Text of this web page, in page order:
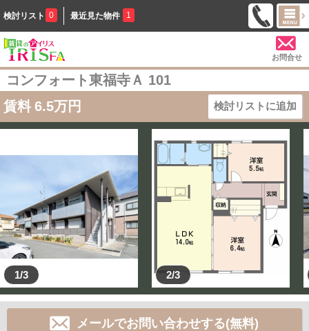
検討リスト 0 最近見た物件 1
お問合せ
コンフォート東福寺Ａ 101
賃料 6.5万円 検討リストに追加
1/3 2/3
メールでお問い合わせする(無料)